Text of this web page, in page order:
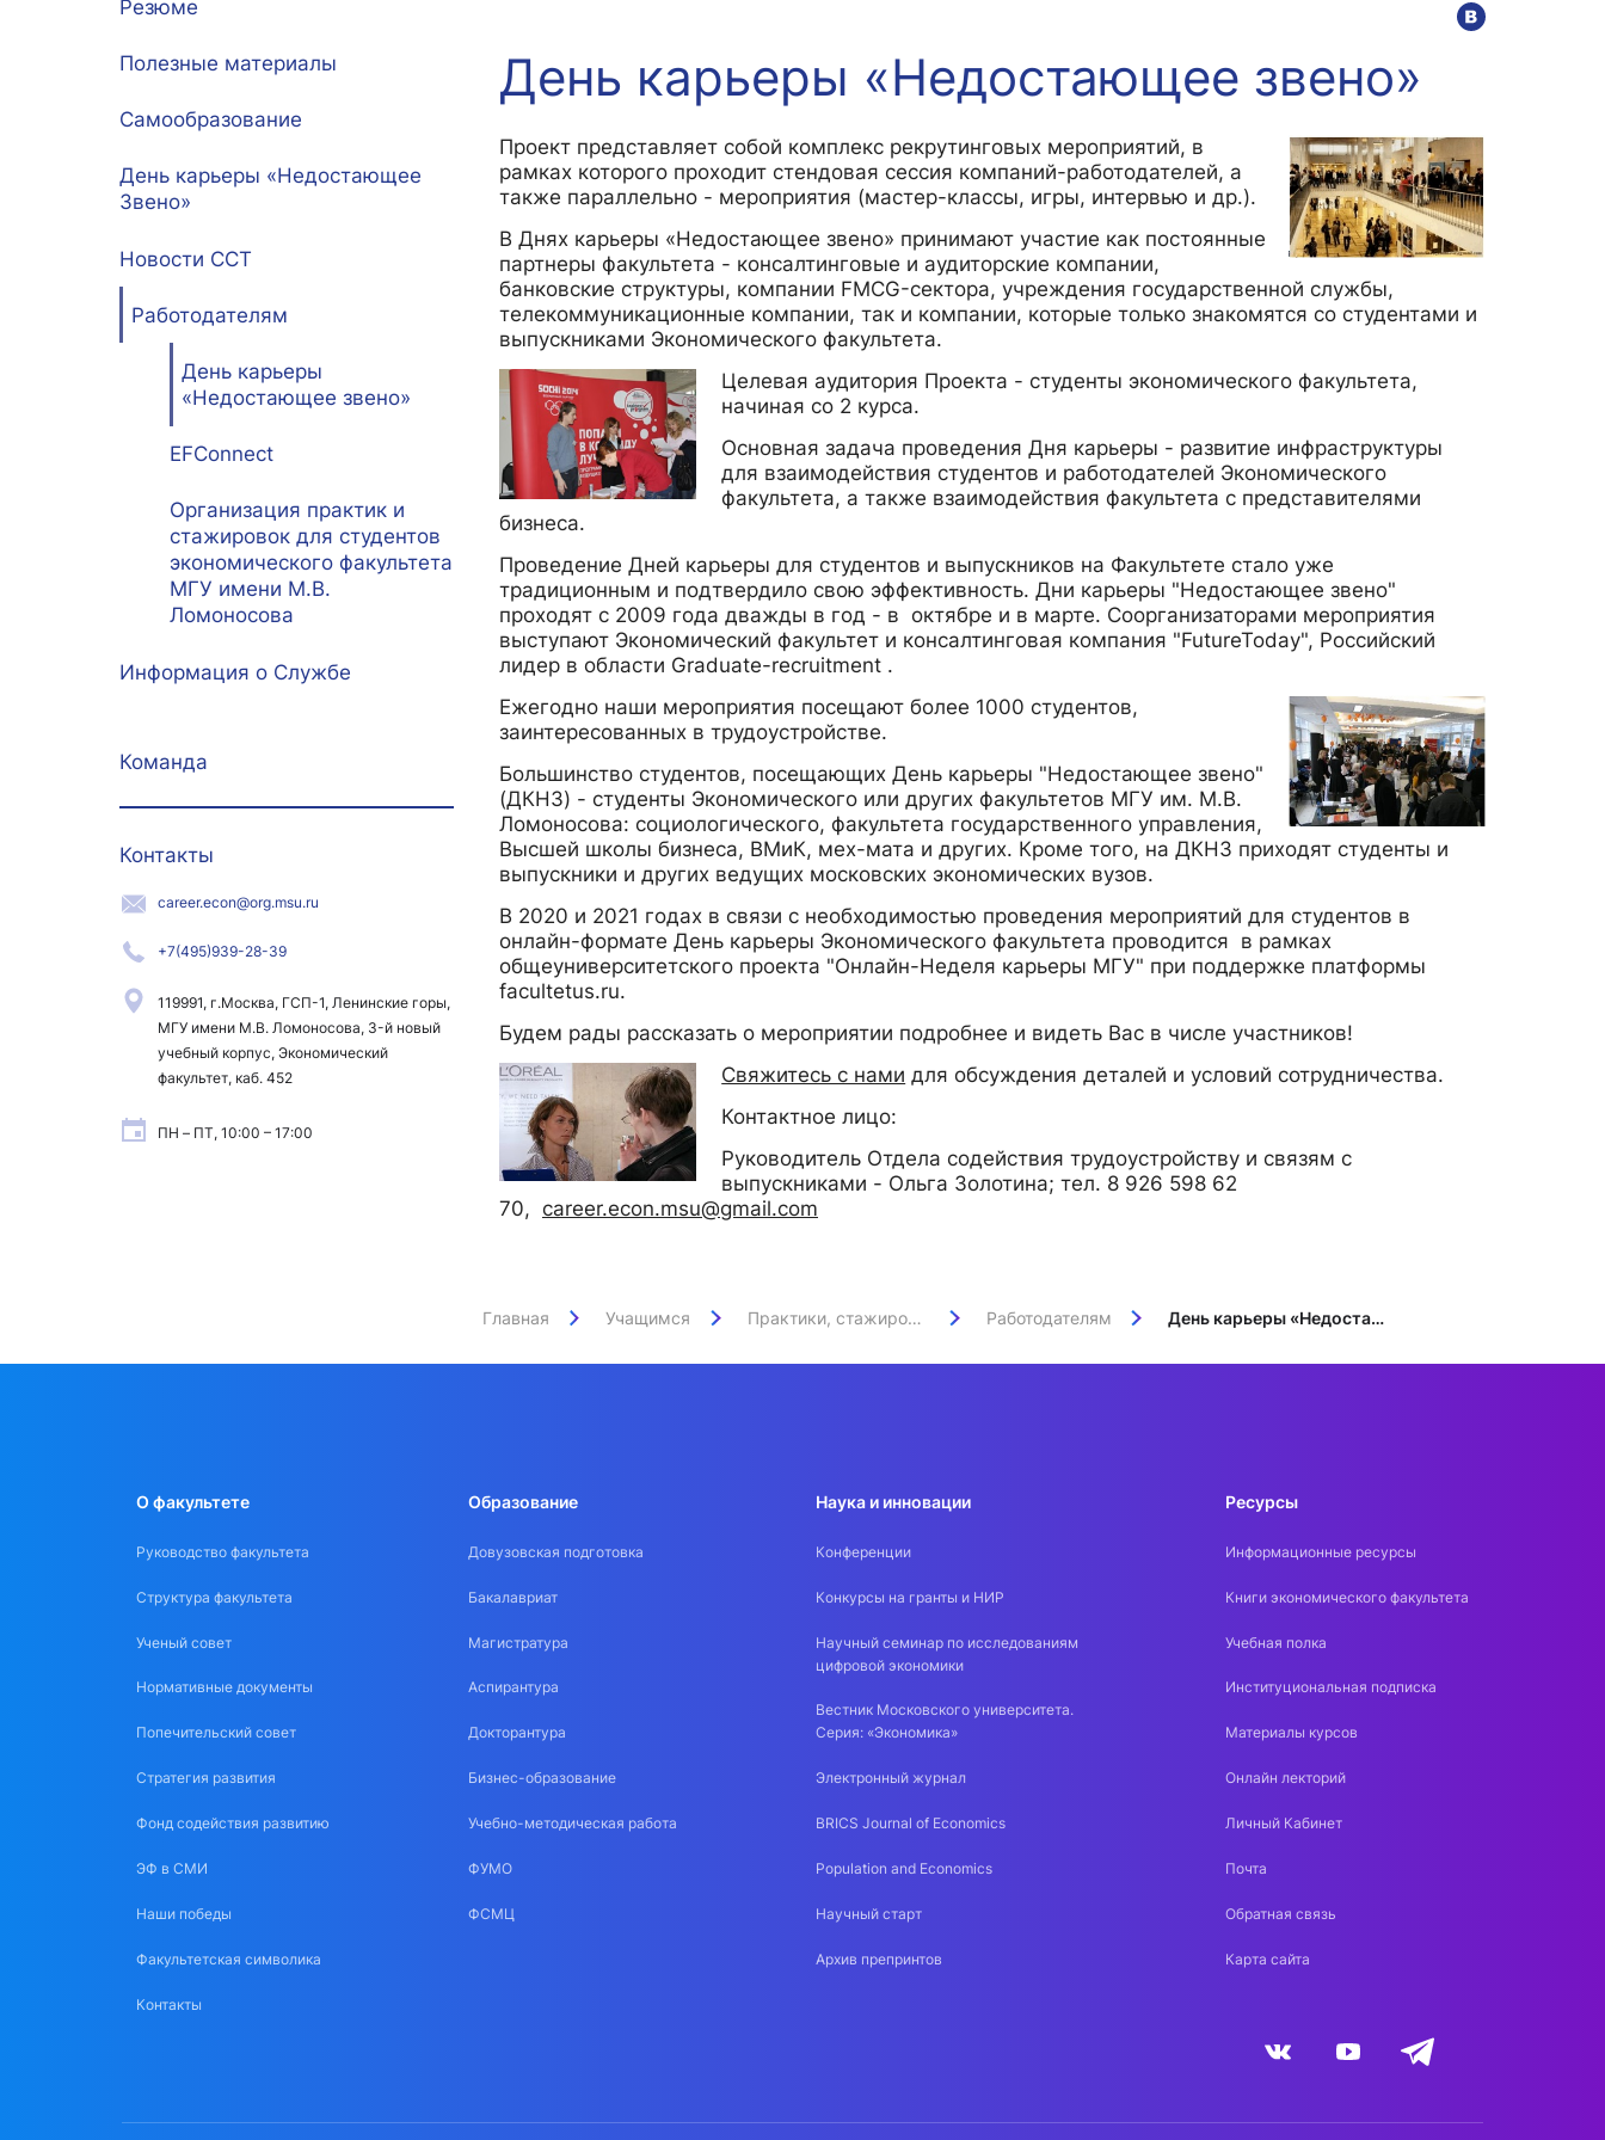
Межфакультетские курсы
Часто задаваемые вопросы
Новости / события / мероприятия
Практика, стажировка и трудоустройство
Служба содействия трудоустройству
Новости / события / мероприятия
Информационные ресурсы
Электронные и цифровые базы
Издания факультета
Учебная полка
Информационно-аналитический отдел
Студентам
Преподавателям
Журналы
Электронный журнал «Научные исследования экономического факультета»
Журнал «Вестник Московского университета». Серия: «Экономика»
Электронный журнал «Население и экономика»
BRICS Journal of Economics
Резюме
Полезные материалы
Самообразование
День карьеры «Недостающее
Звено»
Новости ССТ
Работодателям
День карьеры
«Недостающее звено»
EFConnect
Организация практик и
стажировок для студентов
экономического факультета
МГУ имени М.В.
Ломоносова
Информация о Службе
Команда
Контакты
career.econ@org.msu.ru
+7(495)939-28-39
119991, г.Москва, ГСП-1, Ленинские горы,
МГУ имени М.В. Ломоносова, 3-й новый
учебный корпус, Экономический
факультет, каб. 452
ПН – ПТ, 10:00 – 17:00
День карьеры «Недостающее звено»
Проект представляет собой комплекс рекрутинговых мероприятий, в
рамках которого проходит стендовая сессия компаний-работодателей, а
также параллельно - мероприятия (мастер-классы, игры, интервью и др.).
В Днях карьеры «Недостающее звено» принимают участие как постоянные
партнеры факультета - консалтинговые и аудиторские компании,
банковские структуры, компании FMCG-сектора, учреждения государственной службы,
телекоммуникационные компании, так и компании, которые только знакомятся со студентами и
выпускниками Экономического факультета.
Целевая аудитория Проекта - студенты экономического факультета,
начиная со 2 курса.
Основная задача проведения Дня карьеры - развитие инфраструктуры
для взаимодействия студентов и работодателей Экономического
факультета, а также взаимодействия факультета с представителями
бизнеса.
Проведение Дней карьеры для студентов и выпускников на Факультете стало уже
традиционным и подтвердило свою эффективность. Дни карьеры "Недостающее звено"
проходят с 2009 года дважды в год - в октябре и в марте. Соорганизаторами мероприятия
выступают Экономический факультет и консалтинговая компания "FutureToday", Российский
лидер в области Graduate-recruitment .
Ежегодно наши мероприятия посещают более 1000 студентов,
заинтересованных в трудоустройстве.
Большинство студентов, посещающих День карьеры "Недостающее звено"
(ДКНЗ) - студенты Экономического или других факультетов МГУ им. М.В.
Ломоносова: социологического, факультета государственного управления,
Высшей школы бизнеса, ВМиК, мех-мата и других. Кроме того, на ДКНЗ приходят студенты и
выпускники и других ведущих московских экономических вузов.
В 2020 и 2021 годах в связи с необходимостью проведения мероприятий для студентов в
онлайн-формате День карьеры Экономического факультета проводится в рамках
общеуниверситетского проекта "Онлайн-Неделя карьеры МГУ" при поддержке платформы
facultetus.ru.
Будем рады рассказать о мероприятии подробнее и видеть Вас в числе участников!
Свяжитесь с нами для обсуждения деталей и условий сотрудничества.
Контактное лицо:
Руководитель Отдела содействия трудоустройству и связям с
выпускниками - Ольга Золотина; тел. 8 926 598 62
70, career.econ.msu@gmail.com
Главная Учащимся Практики, стажировки и трудоустройство Работодателям День карьеры «Недостающее звено»
О факультете
Руководство факультета
Структура факультета
Ученый совет
Нормативные документы
Попечительский совет
Стратегия развития
Фонд содействия развитию
ЭФ в СМИ
Наши победы
Факультетская символика
Контакты
Образование
Довузовская подготовка
Бакалавриат
Магистратура
Аспирантура
Докторантура
Бизнес-образование
Учебно-методическая работа
ФУМО
ФСМЦ
Наука и инновации
Конференции
Конкурсы на гранты и НИР
Научный семинар по исследованиям
цифровой экономики
Вестник Московского университета.
Серия: «Экономика»
Электронный журнал
BRICS Journal of Economics
Population and Economics
Научный старт
Архив препринтов
Ресурсы
Информационные ресурсы
Книги экономического факультета
Учебная полка
Институциональная подписка
Материалы курсов
Онлайн лекторий
Личный Кабинет
Почта
Обратная связь
Карта сайта